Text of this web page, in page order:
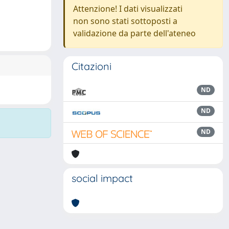
Attenzione! I dati visualizzati
non sono stati sottoposti a
validazione da parte dell'ateneo
Citazioni
ND
ND
ND
social impact